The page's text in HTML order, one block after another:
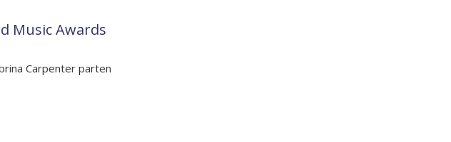
Music Awards
Carpenter parten